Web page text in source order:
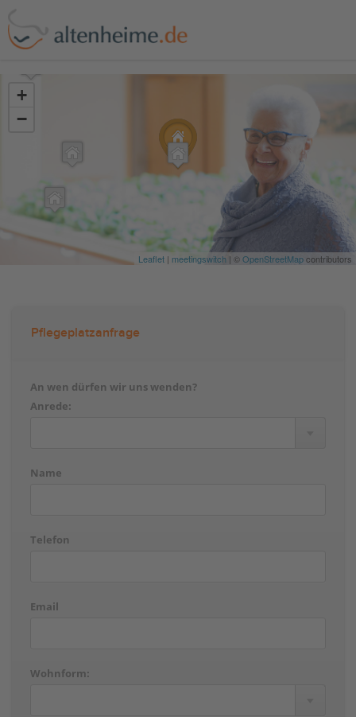
+
−
Leaflet | meetingswitch | ©OpenStreetMapcontributors
Pflegeplatzanfrage
An wen dürfen wir uns wenden?
Anrede:
Name
Telefon
Email
Wohnform: